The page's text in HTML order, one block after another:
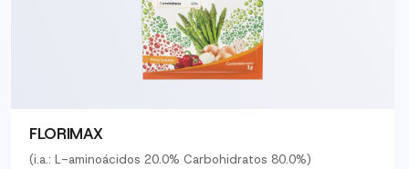
FLORIMAX
(i.a.: L-aminoácidos 20.0% Carbohidratos 80.0%)